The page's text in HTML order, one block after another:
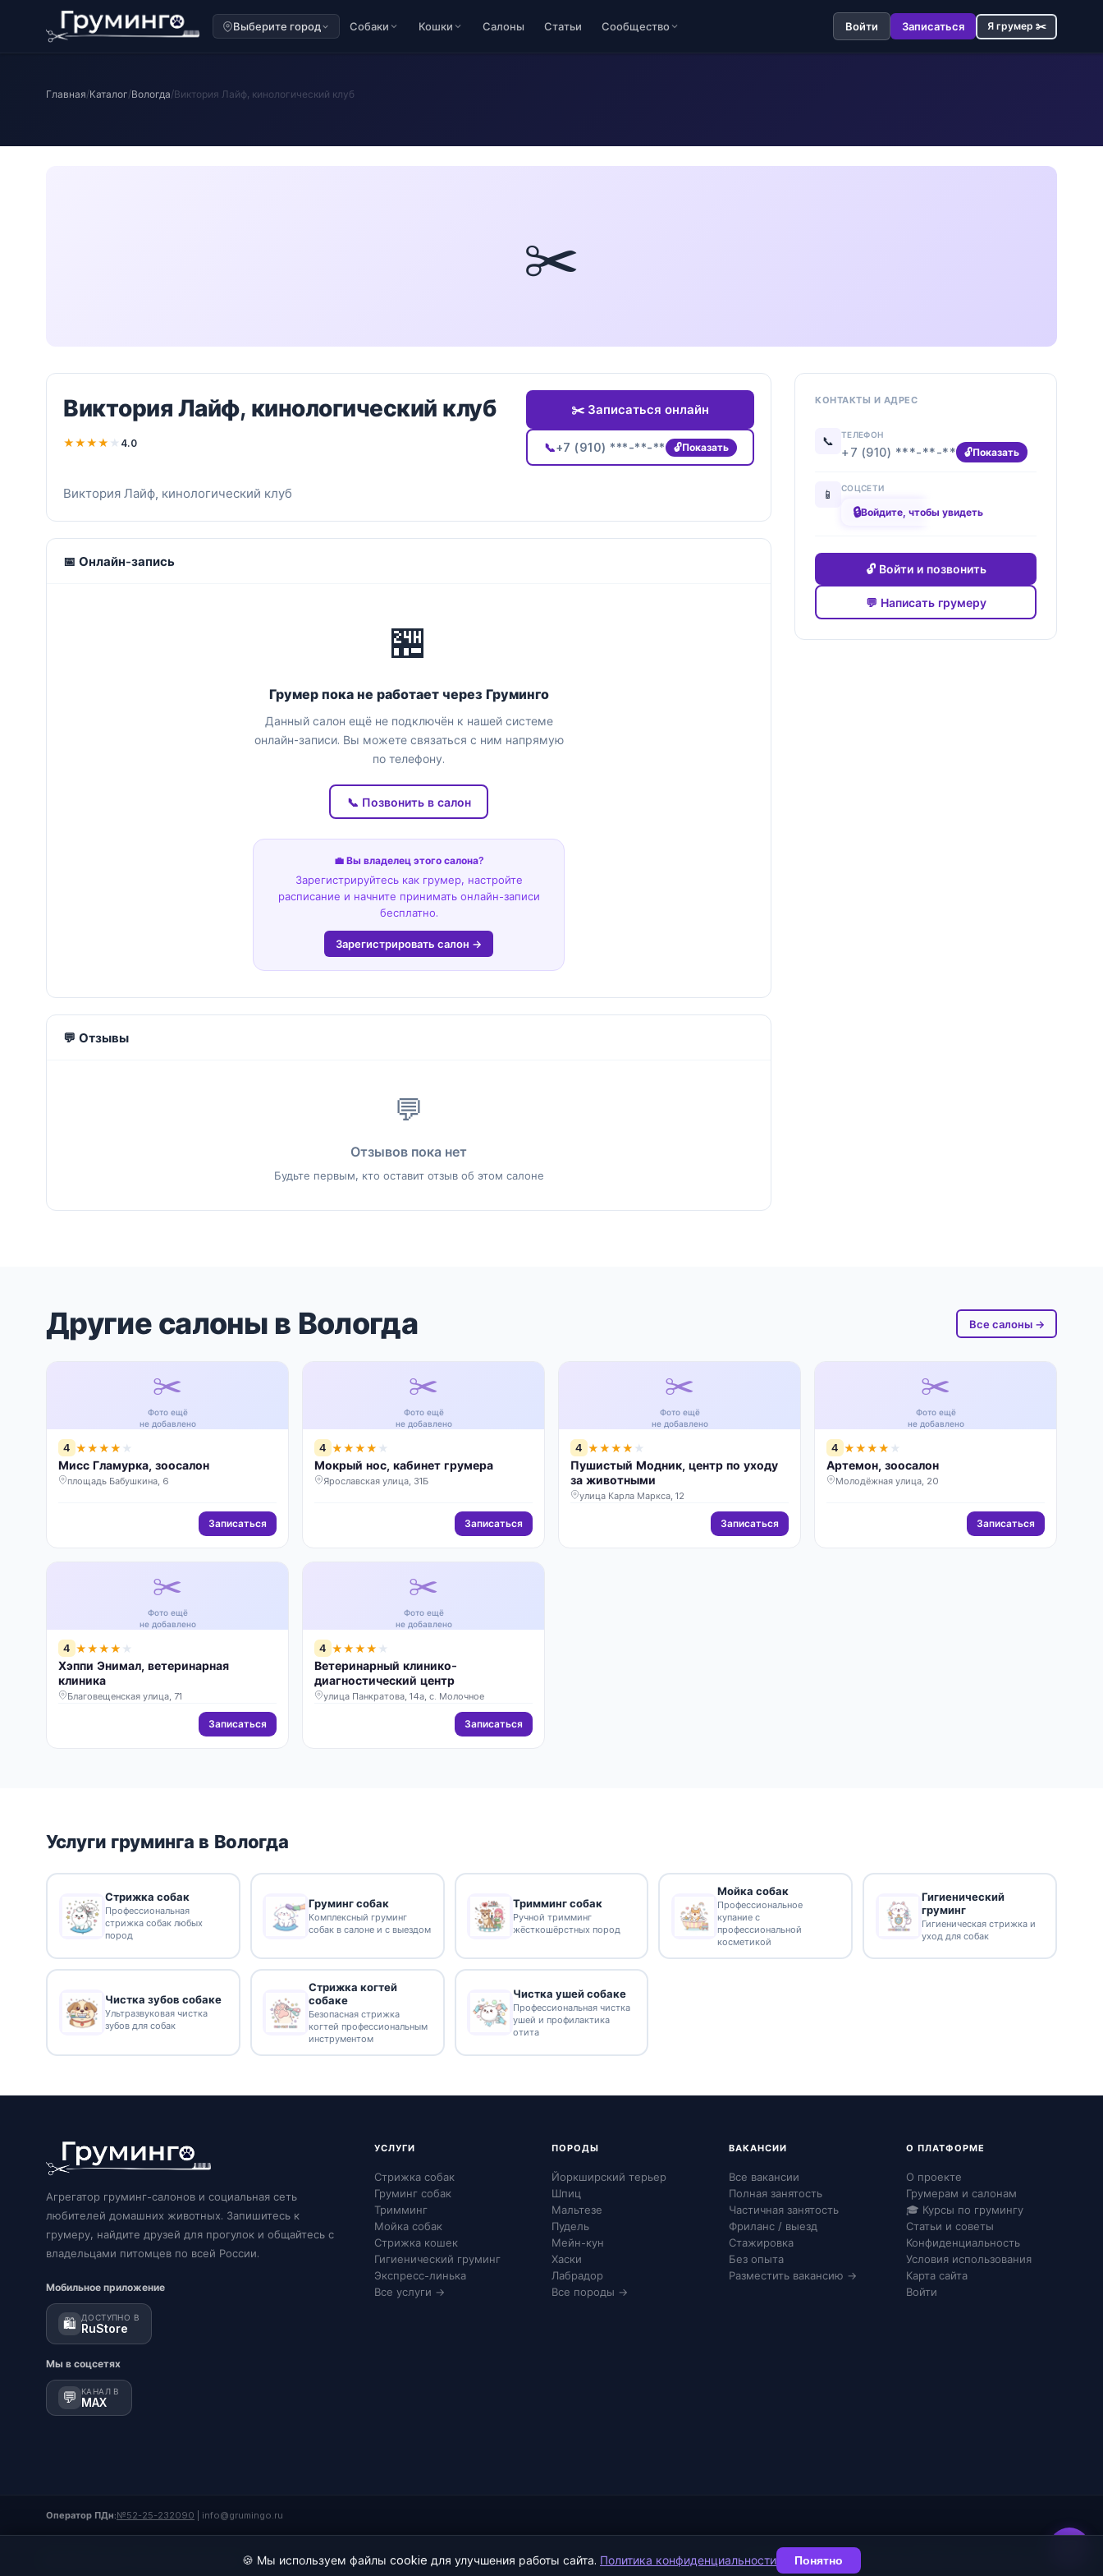
🍪 Мы используем файлы cookie для улучшения работы сайта. Политика конфиденциальности Понятно
Выберите город Собаки Кошки Салоны Статьи Сообщество Войти Записаться Я грумер ✂️
Главная/Каталог/Вологда/Виктория Лайф, кинологический клуб
✂️
Виктория Лайф, кинологический клуб
★★★★ ★ 4.0
✂️ Записаться онлайн
📞+7 (910) ***-**-** Показать
Виктория Лайф, кинологический клуб
📅 Онлайн-запись
🏪
Грумер пока не работает через Груминго
Данный салон ещё не подключён к нашей системе
онлайн-записи. Вы можете связаться с ним напрямую
по телефону.
📞 Позвонить в салон
💼 Вы владелец этого салона?
Зарегистрируйтесь как грумер, настройте
расписание и начните принимать онлайн-записи
бесплатно.
Зарегистрировать салон →
💬 Отзывы
💬
Отзывов пока нет
Будьте первым, кто оставит отзыв об этом салоне
КОНТАКТЫ И АДРЕС
📞 ТЕЛЕФОН
+7 (910) ***-**-** Показать
📱 СОЦСЕТИ
████████
🔒Войдите, чтобы увидеть
🔓 Войти и позвонить
💬 Написать грумеру
Другие салоны в Вологда Все салоны →
✂️
Фото ещё
не добавлено
4 ★★★★ ★
Мисс Гламурка, зоосалон
площадь Бабушкина, 6
Записаться
✂️
Фото ещё
не добавлено
4 ★★★★ ★
Мокрый нос, кабинет грумера
Ярославская улица, 31Б
Записаться
✂️
Фото ещё
не добавлено
4 ★★★★ ★
Пушистый Модник, центр по уходу
за животными
улица Карла Маркса, 12
Записаться
✂️
Фото ещё
не добавлено
4 ★★★★ ★
Артемон, зоосалон
Молодёжная улица, 20
Записаться
✂️
Фото ещё
не добавлено
4 ★★★★ ★
Хэппи Энимал, ветеринарная
клиника
Благовещенская улица, 71
Записаться
✂️
Фото ещё
не добавлено
4 ★★★★ ★
Ветеринарный клинико-
диагностический центр
улица Панкратова, 14а, с. Молочное
Записаться
Услуги груминга в Вологда
Стрижка собак
Профессиональная
стрижка собак любых
пород
Груминг собак
Комплексный груминг
собак в салоне и с выездом
Тримминг собак
Ручной тримминг
жёсткошёрстных пород
Мойка собак
Профессиональное
купание с
профессиональной
косметикой
Гигиенический
груминг
Гигиеническая стрижка и
уход для собак
Чистка зубов собаке
Ультразвуковая чистка
зубов для собак
Стрижка когтей
собаке
Безопасная стрижка
когтей профессиональным
инструментом
Чистка ушей собаке
Профессиональная чистка
ушей и профилактика
отита
Агрегатор груминг-салонов и социальная сеть
любителей домашних животных. Запишитесь к
грумеру, найдите друзей для прогулок и общайтесь с
владельцами питомцев по всей России.
Мобильное приложение
🛍️ ДОСТУПНО В
RuStore
Мы в соцсетях
💬 КАНАЛ В
MAX
УСЛУГИ
Стрижка собак
Груминг собак
Тримминг
Мойка собак
Стрижка кошек
Гигиенический груминг
Экспресс-линька
Все услуги →
ПОРОДЫ
Йоркширский терьер
Шпиц
Мальтезе
Пудель
Мейн-кун
Хаски
Лабрадор
Все породы →
ВАКАНСИИ
Все вакансии
Полная занятость
Частичная занятость
Фриланс / выезд
Стажировка
Без опыта
Разместить вакансию →
О ПЛАТФОРМЕ
О проекте
Грумерам и салонам
🎓 Курсы по грумингу
Статьи и советы
Конфиденциальность
Условия использования
Карта сайта
Войти
Оператор ПДн:№52-25-232090 info@grumingo.ru
Конфиденциальность